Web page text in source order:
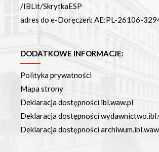
/IBLit/SkrytkaESP
adres do e-Doręczeń: AE:PL-26106-
DODATKOWE INFORMACJE:
Polityka prywatności
Mapa strony
Deklaracja dostępności ibl.waw.pl
Deklaracja dostępności
Deklaracja dostępności